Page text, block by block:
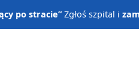
po stracie” Zgłoś szpital i